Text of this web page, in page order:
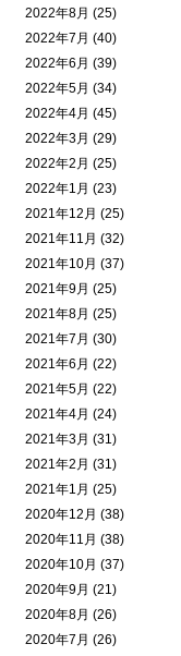
2022年8月 (25)
2022年7月 (40)
2022年6月 (39)
2022年5月 (34)
2022年4月 (45)
2022年3月 (29)
2022年2月 (25)
2022年1月 (23)
2021年12月 (25)
2021年11月 (32)
2021年10月 (37)
2021年9月 (25)
2021年8月 (25)
2021年7月 (30)
2021年6月 (22)
2021年5月 (22)
2021年4月 (24)
2021年3月 (31)
2021年2月 (31)
2021年1月 (25)
2020年12月 (38)
2020年11月 (38)
2020年10月 (37)
2020年9月 (21)
2020年8月 (26)
2020年7月 (26)